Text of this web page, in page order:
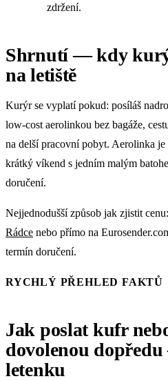
zdržení.
Shrnutí — kdy
na letiště
Kurýr se vyplatí pokud: posíláš
low-cost aerolinkou bez bagáže,
na delší pracovní pobyt. Aerolinka
krátký víkend s jedním malým
doručení.
Nejjednodušší způsob jak zjistit
Rádce nebo přímo na
termín doručení.
RYCHLÝ PŘEHLED FAKTŮ
Jak poslat kufr
dovolenou
letenku